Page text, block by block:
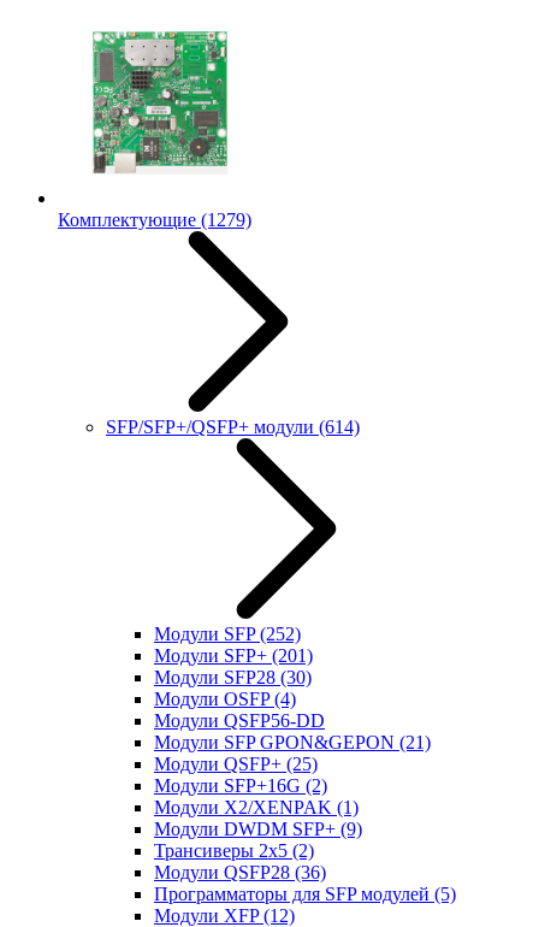
Комплектующие (1279)
SFP/SFP+/QSFP+ модули (614)
Модули SFP(252)
Модули SFP+ (201)
Модули SFP28 (30)
Модули OSFP(4)
Модули QSFP56-DD
Модули SFP GPON&GEPON (21)
Модули QSFP+ (25)
Модули SFP+16G (2)
Модули X2/XENPAK (1)
Модули DWDM SFP+ (9)
Трансиверы 2x5 (2)
Модули QSFP28 (36)
Программаторы для SFP модулей (5)
Модули XFP(12)